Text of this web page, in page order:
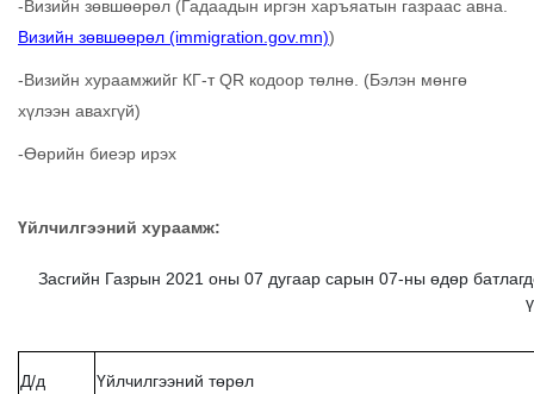
-Визийн зөвшөөрөл (Гадаадын иргэн харъяатын газраас авна.
Визийн зөвшөөрөл (immigration.gov.mn))
-Визийн хураамжийг КГ-т QR кодоор төлнө. (Бэлэн мөнгө
хүлээн авахгүй)
-Өөрийн биеэр ирэх
Үйлчилгээний хураамж:
Засгийн Газрын 2021 оны 07 дугаар сарын 07-ны өдөр
Д/д Үйлчилгээний төрөл